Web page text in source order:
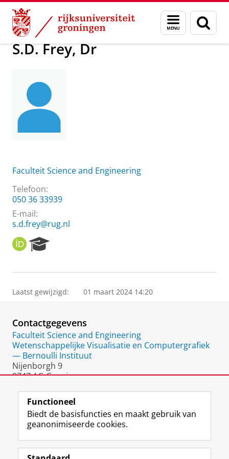
Skip
Content
Skip
Navigation
Menu
en
zoeken
Over ons S.D. Frey, Dr
S.D. Frey, Dr
Faculteit Science and Engineering
Telefoon:
050 36 33939
E-mail:
s.d.frey@rug.nl
O
R
I
e
r
P
o
r
t
a
l
Laatst gewijzigd: 01 maart 2024 14:20
Contactgegevens
Faculteit Science and Engineering
Wetenschappelijke Visualisatie en Computergrafiek
— Bernoulli Instituut
Nijenborgh 9
9747 AG Groningen
Volg de RUG
F
a
L
i
R
S
I
n
Y
o
Functioneel
Biedt de basisfuncties en maakt gebruik van
geanonimiseerde cookies.